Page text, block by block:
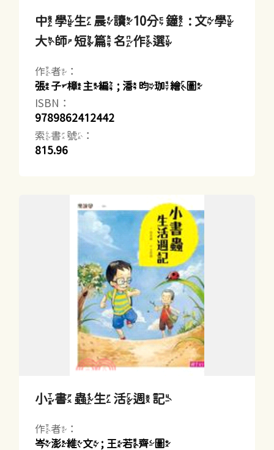
中學生晨讀10分鐘 : 文學
大師短篇名作選
作者：
張子樟主編 ; 潘昀珈繪圖
ISBN：
9789862412442
索書號：
815.96
小書蟲生活週記
作者：
岑澎維文 ; 王若齊圖